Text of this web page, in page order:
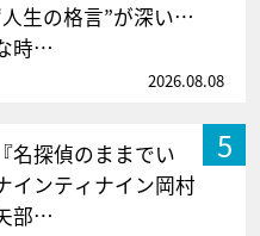
生の格言”が深い…
時…
2026.08.08
5
名探偵のままでい
インティナイン岡村
部…